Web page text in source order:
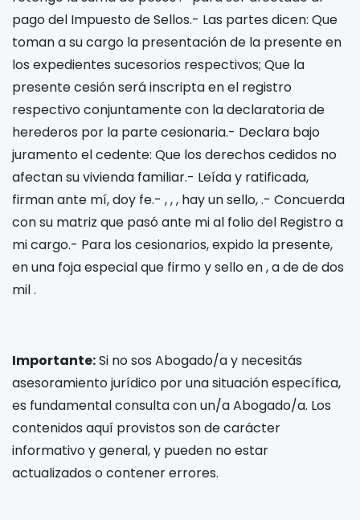
pago del Impuesto de Sellos.- Las partes dicen: Que
toman a su cargo la presentación de la presente en
los expedientes sucesorios respectivos; Que la
presente cesión será inscripta en el registro
respectivo conjuntamente con la declaratoria de
herederos por la parte cesionaria.- Declara bajo
juramento el cedente: Que los derechos cedidos no
afectan su vivienda familiar.- Leída y ratificada,
firman ante mí, doy fe.- ,,, hay un sello,.- Concuerda
con su matriz que pasó ante mi al foliodel Registroa
mi cargo.- Para los cesionarios, expido la presente,
en una foja especial que firmo y sello en, adede dos
mil.
Importante:Si no sos Abogado/a y necesitás
asesoramiento jurídico por una situación específica,
es fundamental consulta con un/a Abogado/a. Los
contenidos aquí provistos son de carácter
informativo y general, y pueden no estar
actualizados o contener errores.